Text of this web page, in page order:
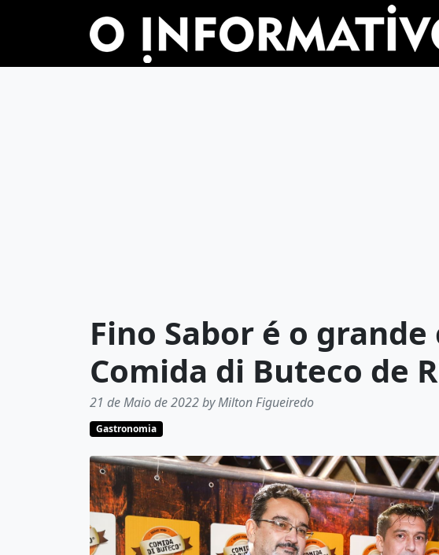
Fino Sabor é o
Comida di Buteco de
21 de Maio de 2022 by Milton Figueiredo
Gastronomia